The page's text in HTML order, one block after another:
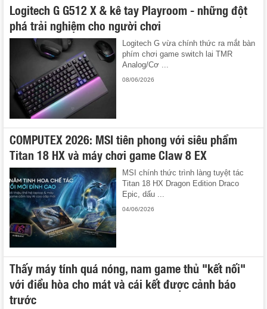
Logitech G G512 X & kê tay Playroom - những đột
phá trải nghiệm cho người chơi
Logitech G vừa chính thức ra mắt bàn
phím chơi game switch lai TMR
Analog/Cơ ...
08/06/2026
COMPUTEX 2026: MSI tiên phong với siêu phẩm
Titan 18 HX và máy chơi game Claw 8 EX
MSI chính thức trình làng tuyệt tác
Titan 18 HX Dragon Edition Draco
Epic, dấu ...
04/06/2026
Thấy máy tính quá nóng, nam game thủ "kết nối"
với điều hòa cho mát và cái kết được cảnh báo
trước